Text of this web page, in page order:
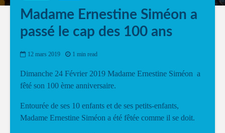
Madame Ernestine Siméon a
passé le cap des 100 ans
12 mars 2019 1 min read
Dimanche 24 Février 2019 Madame Ernestine Siméon a
fêté son 100 ème anniversaire.
Entourée de ses 10 enfants et de ses petits-enfants,
Madame Ernestine Siméon a été fêtée comme il se doit.